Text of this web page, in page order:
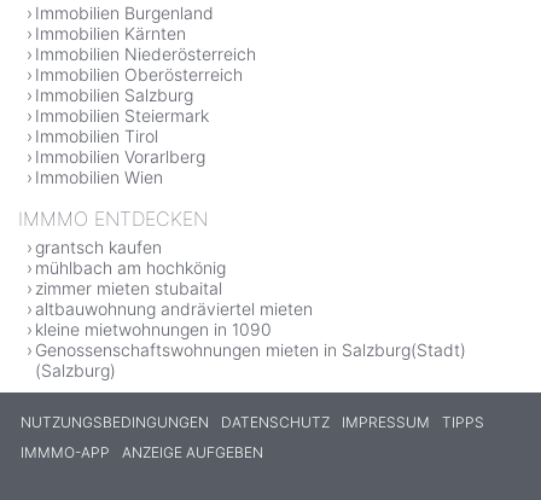
Immobilien Burgenland
Immobilien Kärnten
Immobilien Niederösterreich
Immobilien Oberösterreich
Immobilien Salzburg
Immobilien Steiermark
Immobilien Tirol
Immobilien Vorarlberg
Immobilien Wien
IMMMO ENTDECKEN
grantsch kaufen
mühlbach am hochkönig
zimmer mieten stubaital
altbauwohnung andräviertel mieten
kleine mietwohnungen in 1090
Genossenschaftswohnungen mieten in Salzburg(Stadt)
(Salzburg)
NUTZUNGSBEDINGUNGEN DATENSCHUTZ IMPRESSUM
TIPPS
IMMMO-APP
ANZEIGE AUFGEBEN